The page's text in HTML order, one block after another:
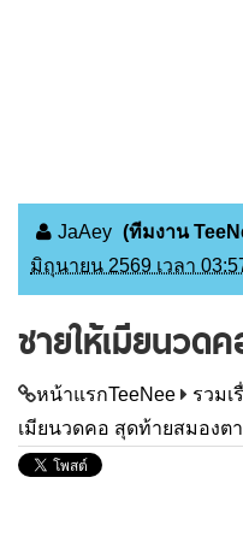
JaAey (ทีมงาน
มิถุนายน 2569 เวลา
ชายให้เมียนวด
หน้าแรกTeeNee รวมเ
เมียนวดคอ สุดท้ายสมองต